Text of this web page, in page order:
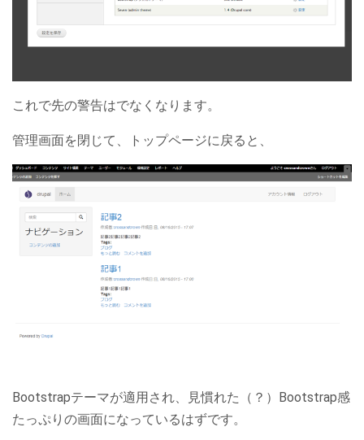
これで先の警告はでなくなります。
管理画面を閉じて、トップページに戻ると、
Bootstrapテーマが適用され、見慣れた（？）Bootstrap感
たっぷりの画面になっているはずです。